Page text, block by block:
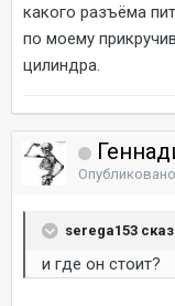
какого разъёма
по моему
цилиндра.
Опубликовано
serega153
и где он стоит?